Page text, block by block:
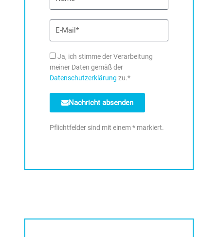
Mail
DSEJa, ich stimme der Verarbeitung
meiner Daten gemäß der
Datenschutzerklärung zu.*
Nachricht absenden
Pflichtfelder sind mit einem * markiert.